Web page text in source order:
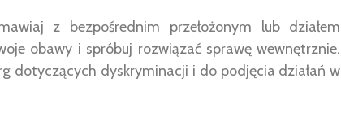
z bezpośrednim przełożonym lub działem
obawy i spróbuj rozwiązać sprawę wewnętrznie.
dotyczących dyskryminacji i do podjęcia działań w